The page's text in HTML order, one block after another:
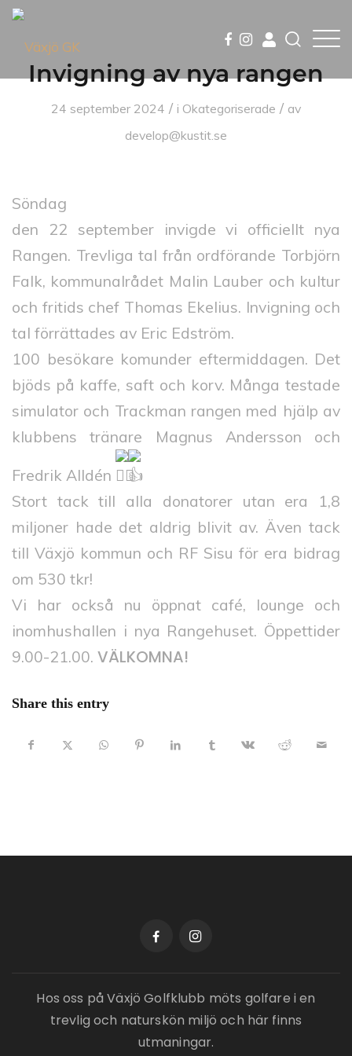
Invigning av nya rangen
24 september 2024 / i Okategoriserade / av
develop@kustit.se
Söndag
den 22 september invigde vi officiellt nya
Rangen. Trevliga tal från ordförande Torbjörn
Falk, kommunalrådet Malin Lauber och kultur
och fritids chef Thomas Ekelius. Invigning och
tal förrättades av Eric Edström.
100 besökare komunder eftermiddagen. Det
bjöds på kaffe, saft och korv. Många testade
simulator och Trackman rangen med hjälp av
klubbens tränare Magnus Andersson och
Fredrik Alldén
Stort tack till alla donatorer utan era 1,8
miljoner hade det aldrig blivit av. Även tack
till Växjö kommun och RF Sisu för era bidrag
om 530 tkr!
Vi har också nu öppnat café, lounge och
inomhushallen i nya Rangehuset. Öppettider
9.00-21.00. VÄLKOMNA!
Share this entry
Hos oss på Växjö Golfklubb möts golfare i en
trevlig och naturskön miljö och här finns
utmaningar.